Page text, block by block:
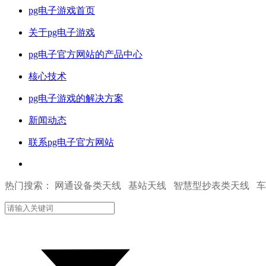
pg电子游戏首页
关于pg电子游戏
pg电子官方网站的产品中心
核心技术
pg电子游戏的解决方案
新闻动态
联系pg电子官方网站
热门搜索： 网通设备类天线 基站天线 智慧型抄表类天线